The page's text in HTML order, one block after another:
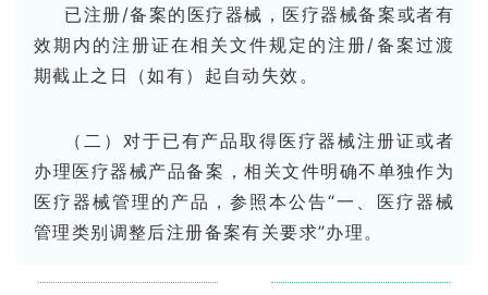
已注册/备案的医疗器械，医疗器械备案或者有
效期内的注册证在相关文件规定的注册/备案过渡
期截止之日（如有）起自动失效。
（二）对于已有产品取得医疗器械注册证或者
办理医疗器械产品备案，相关文件明确不单独作为
医疗器械管理的产品，参照本公告“一、医疗器械
管理类别调整后注册备案有关要求”办理。